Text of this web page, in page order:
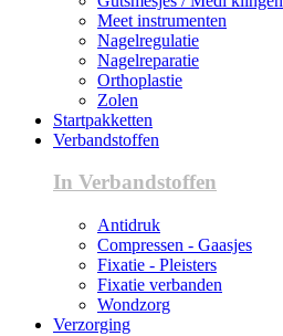
Meet instrumenten
Nagelregulatie
Nagelreparatie
Orthoplastie
Zolen
Startpakketten
Verbandstoffen
In Verbandstoffen
Antidruk
Compressen - Gaasjes
Fixatie - Pleisters
Fixatie verbanden
Wondzorg
Verzorging